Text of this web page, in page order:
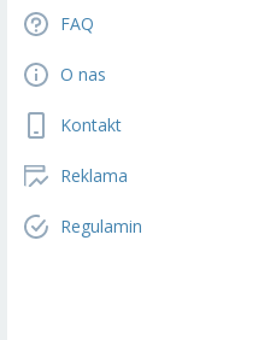
FAQ
O nas
Kontakt
Reklama
Regulamin